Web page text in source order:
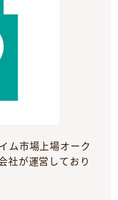
ム市場上場オーク
社が運営しており